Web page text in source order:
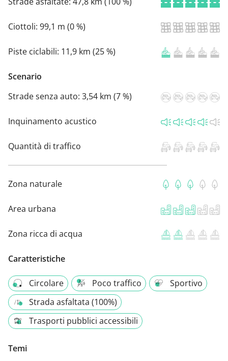
Ciottoli: 99,1 m (0 %)
Piste ciclabili: 11,9 km (25 %)
Scenario
Strade senza auto: 3,54 km (7 %)
Inquinamento acustico
Quantità di traffico
Zona naturale
Area urbana
Zona ricca di acqua
Caratteristiche
Circolare Poco traffico
Sportivo
Strada asfaltata (100%)
Trasporti pubblici accessibili
Temi